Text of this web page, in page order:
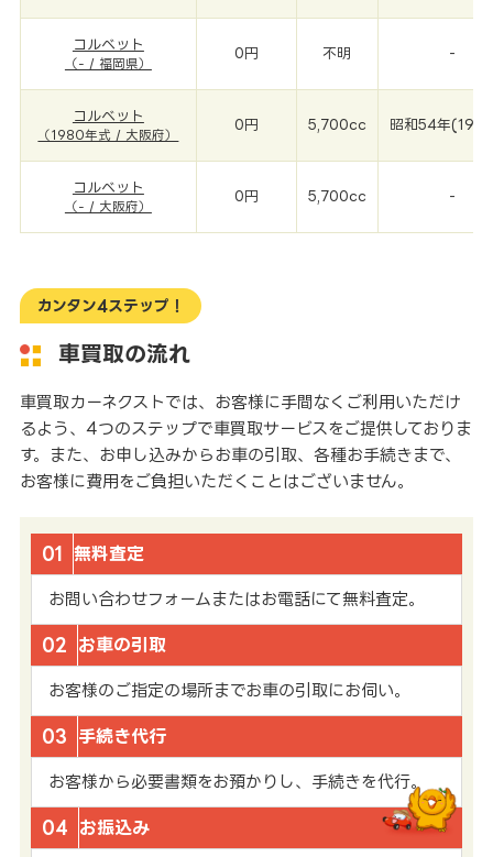
コルベット
（- / 福岡県）
0円 不明 -
コルベット
（1980年式 / 大阪府）
0円 5,700cc 昭和54年
コルベット
（- / 大阪府）
0円 5,700cc -
カンタン4ステップ！
車買取の流れ
車買取カーネクストでは、お客様に手間なくご利用いただけ
るよう、4つのステップで車買取サービスをご提供しておりま
す。また、お申し込みからお車の引取、各種お手続きまで、
お客様に費用をご負担いただくことはございません。
01 無料査定
お問い合わせフォームまたはお電話にて無料査定。
02 お車の引取
お客様のご指定の場所までお車の引取にお伺い。
03 手続き代行
お客様から必要書類をお預かりし、手続きを代行。
04 お振込み